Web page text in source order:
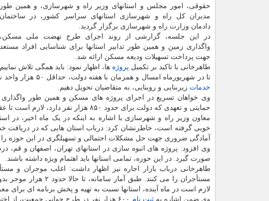
حقوقی، امور مجلس و استانهای وزیر راه و شهرسازی، و همین طور
مدیران کل راه و شهرسازی استانهای سراسر کشور، در ساختمان
دادمان وزارت راه و شهرسازی برگزار گردید.
در این جلسه، گزارشی از روند اجرای طرح نهضت ملی مسکن،
واگذاری زمین و همین طور تدابیر استانها برای شناسایی افراد مستعد
جهت پرداخت تسهیلات ودیعه مسکن ارائه شد.
طاهرخانی با تاکید بر تکمیل پروژه ها، اظهار نمود: باید همگی تلاش نماییم
تا در شهریورماه امسال و همزمان با هفته دولت، حداقل ۵۰ هزار واحد نهضت ملی مسکن را که در مراحل پایانی هستند، تکمیل کرده و با تکمیل
خدمات زیربنایی و روبنایی، به متقاضیان تحویل دهیم.
وی خواهان تسریع در اجرای پروژه های مسکن و همین طور
حمایتی و تعهدی که دولت برای حدود ۸۵۰ هزار نفر دارد، لازم است تا عقب ماندگی ها در این بخش جبران شود.
معاون وزیر راه و شهرسازی با اشاره به اینکه در یک ماه اخیر،
خوبی گرفته است، خاطرنشان کرد: درباب استان هایی که در دریافت
آمادگی ضروری جهت حل مشکلات احتمالی و تسهیلگری در این حوزه را
وی افزود: پروژه های انبوه سازی در استانهای تهران، اصفهان و قم،
صورت گیرد. در این حوزه، تمامی استانها باید اهتمام ویژه داشته باشند.
طاهرخانی درباب بازار اجاره نیز اظهار داشت: اغلب موجران و
مستأجران را می کنند.
لازم است در ماه آینده، استانها نسبت به تهیه و پخش برنامه ای برای
وی ضمن اشاره به ثبت نام